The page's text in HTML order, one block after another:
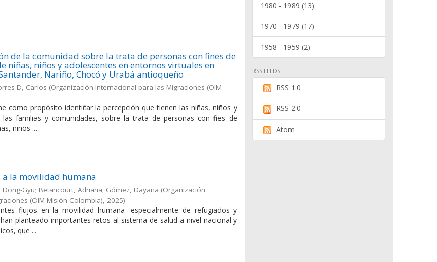
de la comunidad sobre la trata de personas con fines de
niñas, niños y adolescentes en entornos virtuales en
Nariño, Chocó y Urabá antioqueño
D, Carlos (Organización Internacional para las Migraciones (OIM-
como propósito identificar la percepción que tienen las niñas, niños y
familias y comunidades, sobre la trata de personas con fines de
niños ...
a la movilidad humana
Gyu; Betancourt, Adriana; Gómez, Dayana (Organización
(OIM-Misión Colombia) 2025)
flujos en la movilidad humana -especialmente de refugiados y
planteado importantes retos al sistema de salud a nivel nacional y
que ...
1980 - 1989 (13)
1970 - 1979 (17)
1958 - 1959 (2)
RSS FEEDS
RSS 1.0
RSS 2.0
Atom